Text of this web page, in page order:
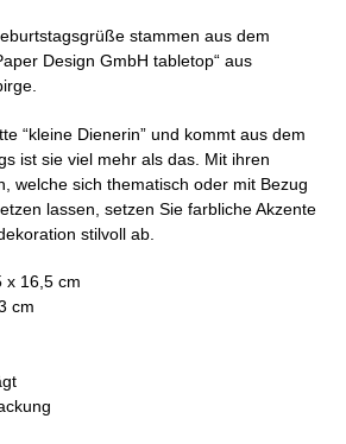
stammen aus dem
Design GmbH tabletop“ aus
“kleine Dienerin” und kommt aus dem
ist sie viel mehr als das. Mit ihren
welche sich thematisch oder mit Bezug
lassen, setzen Sie farbliche Akzente
stilvoll ab.
x 16,5 cm
cm